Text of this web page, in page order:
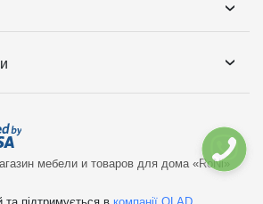
мебели и товаров для дома «RoNi»